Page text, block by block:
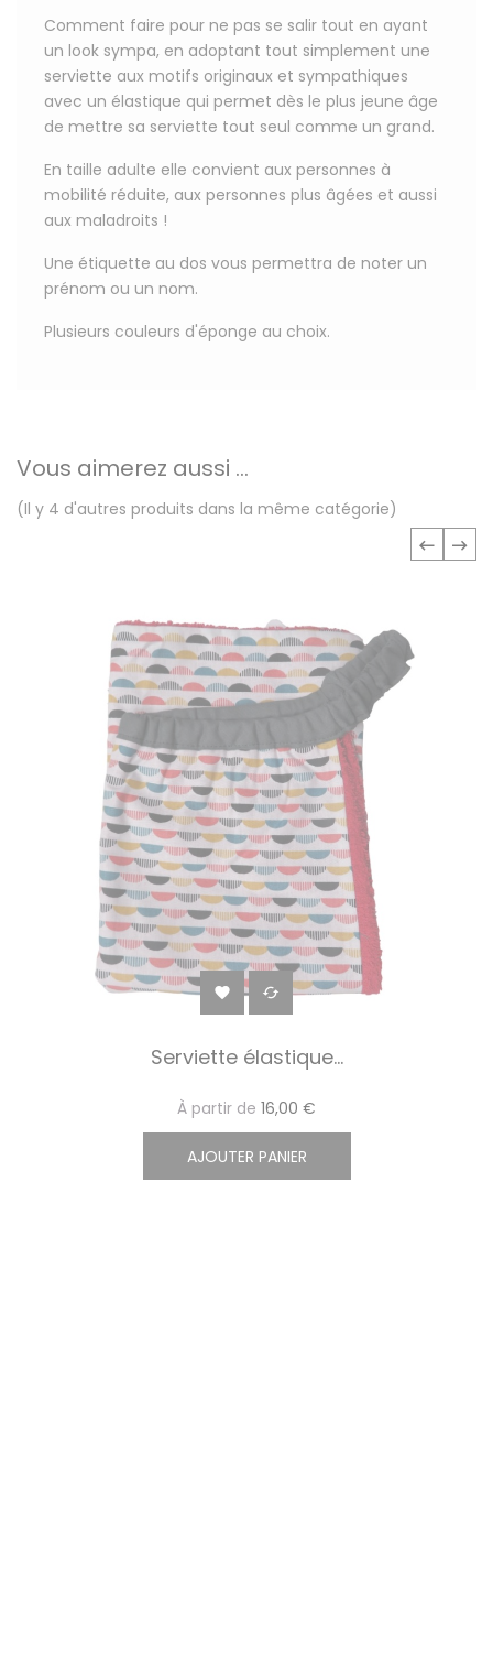
Comment faire pour ne pas se salir tout en ayant
un look sympa, en adoptant tout simplement une
serviette aux motifs originaux et sympathiques
avec un élastique qui permet dès le plus jeune âge
de mettre sa serviette tout seul comme un grand.
En taille adulte elle convient aux personnes à
mobilité réduite, aux personnes plus âgées et aussi
aux maladroits !
Une étiquette au dos vous permettra de noter un
prénom ou un nom.
Plusieurs couleurs d'éponge au choix.
Vous aimerez aussi ...
(Il y 4 d'autres produits dans la même catégorie)
 
Serviette élastique...
À partir de 16,00 €
AJOUTER PANIER